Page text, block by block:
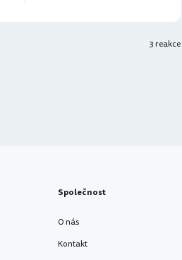
3 reakce
Společnost
O nás
Kontakt